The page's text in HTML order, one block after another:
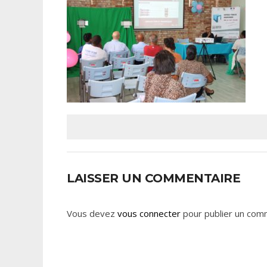
LAISSER UN COMMENTAIRE
Vous devez vous connecter pour publier un